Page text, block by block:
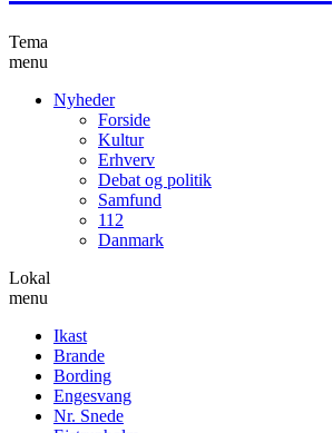
Tema
menu
Nyheder
Forside
Kultur
Erhverv
Debat og politik
Samfund
112
Danmark
Lokal
menu
Ikast
Brande
Bording
Engesvang
Nr. Snede